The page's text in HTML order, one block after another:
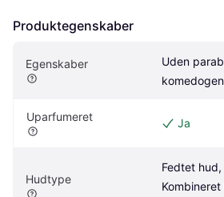
Produktegenskaber
Egenskaber
Uden
Uparfumeret Ja
Hudtype
Fedtet